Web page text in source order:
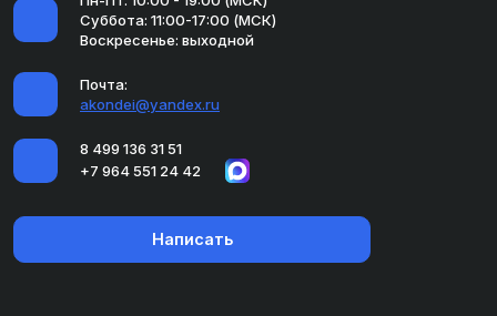
Суббота: 11:00-17:00 (МСК)
Воскресенье: выходной
Почта:
akondei@yandex.ru
8 499 136 31 51
+7 964 551 24 42
Написать